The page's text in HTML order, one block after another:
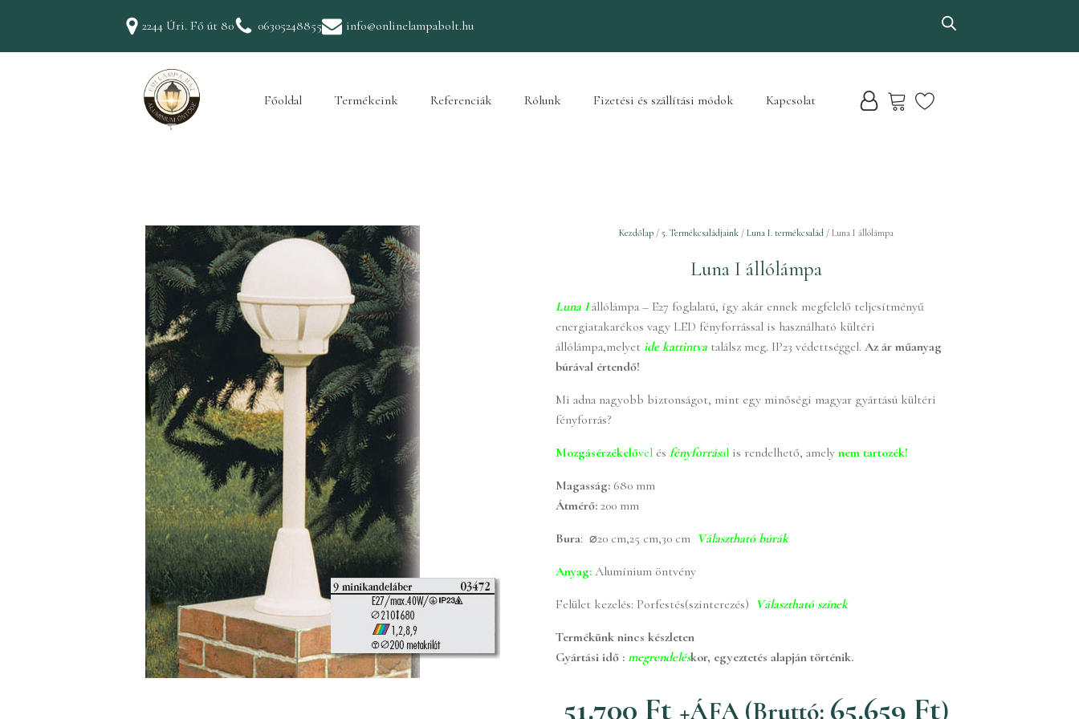
2244 Úri. Fő út 80 06305248855 info@onlinelampabolt.hu
Főoldal Termékeink Referenciák Rólunk Fizetési és szállítási módok Kapcsolat
Kezdőlap / 5. Termékcsaládjaink / Luna I. termékcsalád / Luna I állólámpa
Luna I állólámpa
Luna Iállólámpa – E27 foglalatú, így akár ennek megfelelő teljesítményű
energiatakarékos vagy LED fényforrással is használható kültéri
állólámpa,melyet ide kattintva találsz meg. IP23 védettséggel. Az ár műanyag
búrával értendő!
Mi adna nagyobb biztonságot, mint egy minőségi magyar gyártású kültéri
fényforrás?
Mozgásérzékelővel és fényforrásal is rendelhető, amely nem tartozék!
Magasság: 680 mm
Átmérő: 200 mm
Bura: ⌀20 cm,25 cm,30 cm Választható búrák
Anyag: Alumínium öntvény
Felület kezelés: Porfestés(szinterezés) Választható színek
Termékünk nincs készleten
Gyártási idő : megrendeléskor, egyeztetés alapján történik.
51.700 Ft +ÁFA (Bruttó: 65.659 Ft)